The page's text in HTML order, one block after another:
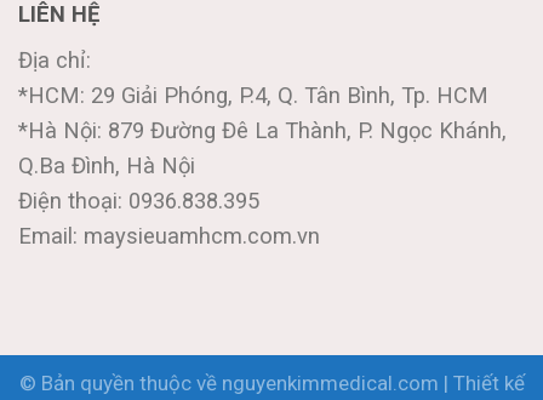
LIÊN HỆ
Địa chỉ:
*HCM: 29 Giải Phóng, P.4, Q. Tân Bình, Tp. HCM
*Hà Nội: 879 Đường Đê La Thành, P. Ngọc Khánh,
Q.Ba Đình, Hà Nội
Điện thoại: 0936.838.395
Email: maysieuamhcm.com.vn
© Bản quyền thuộc về nguyenkimmedical.com | Thiết kế